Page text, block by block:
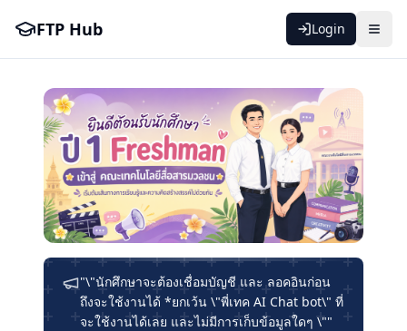
FTP Hub Login
"\"นักศึกษาจะต้องเชื่อมบัญชี และ ลอคอินก่อน
ถึงจะใช้งานได้ *ยกเว้น \"พี่เทค AI Chat bot\" ที่
จะใช้งานได้เลย และไม่มีการเก็บข้อมูลใดๆ \""